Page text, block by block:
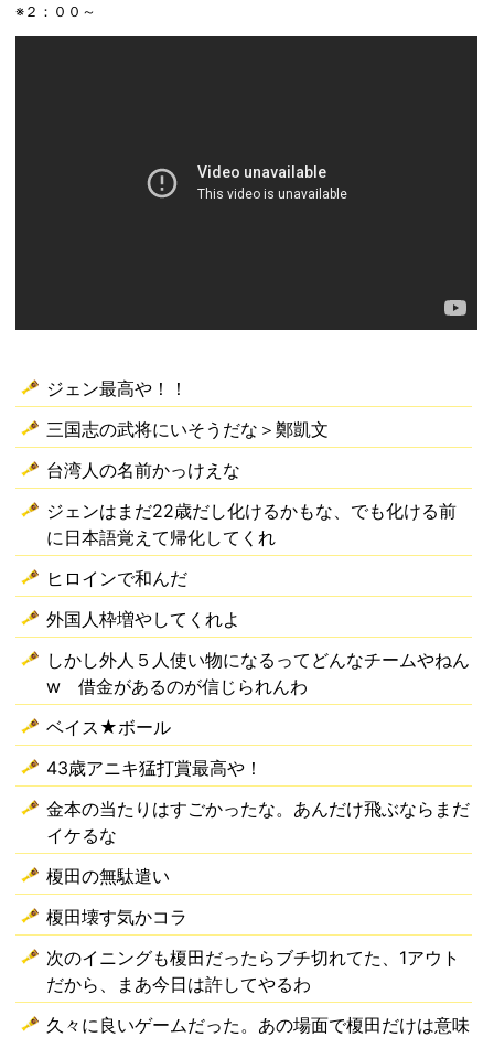
※２：００～
ジェン最高や！！
三国志の武将にいそうだな＞鄭凱文
台湾人の名前かっけえな
ジェンはまだ22歳だし化けるかもな、でも化ける前
に日本語覚えて帰化してくれ
ヒロインで和んだ
外国人枠増やしてくれよ
しかし外人５人使い物になるってどんなチームやねん
w 借金があるのが信じられんわ
ベイス★ボール
43歳アニキ猛打賞最高や！
金本の当たりはすごかったな。あんだけ飛ぶならまだ
イケるな
榎田の無駄遣い
榎田壊す気かコラ
次のイニングも榎田だったらブチ切れてた、1アウト
だから、まあ今日は許してやるわ
久々に良いゲームだった。あの場面で榎田だけは意味